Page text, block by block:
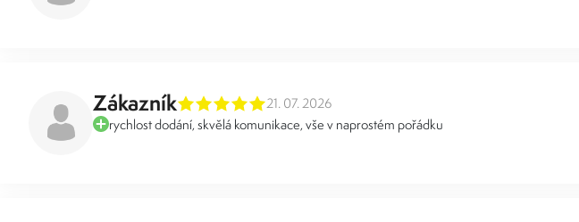
Zákazník 21. 07. 2026
rychlost dodání, skvělá komunikace, vše v naprostém pořádku